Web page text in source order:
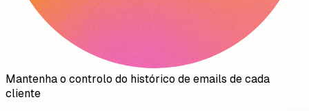
Mantenha o controlo do histórico de emails de cada
cliente